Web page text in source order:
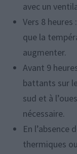
avec un
Vers 8
que la
augmenter.
Avant 9
battants sur
sud et à
nécessaire.
En l’absence
thermiques